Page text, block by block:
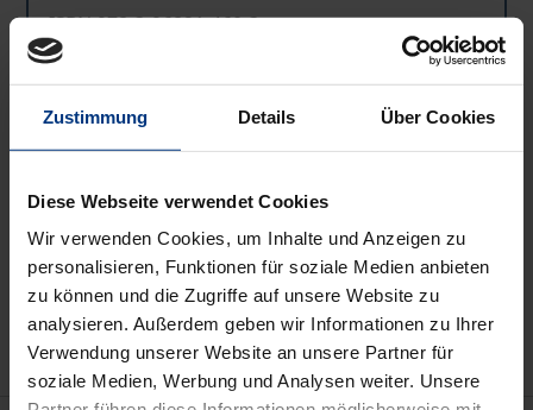
Zustimmung Details Über Cookies
Diese Webseite verwendet Cookies
Wir verwenden Cookies, um Inhalte und Anzeigen zu
personalisieren, Funktionen für soziale Medien anbieten
zu können und die Zugriffe auf unsere Website zu
analysieren. Außerdem geben wir Informationen zu Ihrer
Verwendung unserer Website an unsere Partner für
soziale Medien, Werbung und Analysen weiter. Unsere
ISBN 978-3-96821-460-3
Lieferbar
Preisangaben inkl. MwSt. Abhängig von der Lieferadresse
In den Warenkorb
Zur Wunschliste hinzufügen
Hinweise zu Versandkosten